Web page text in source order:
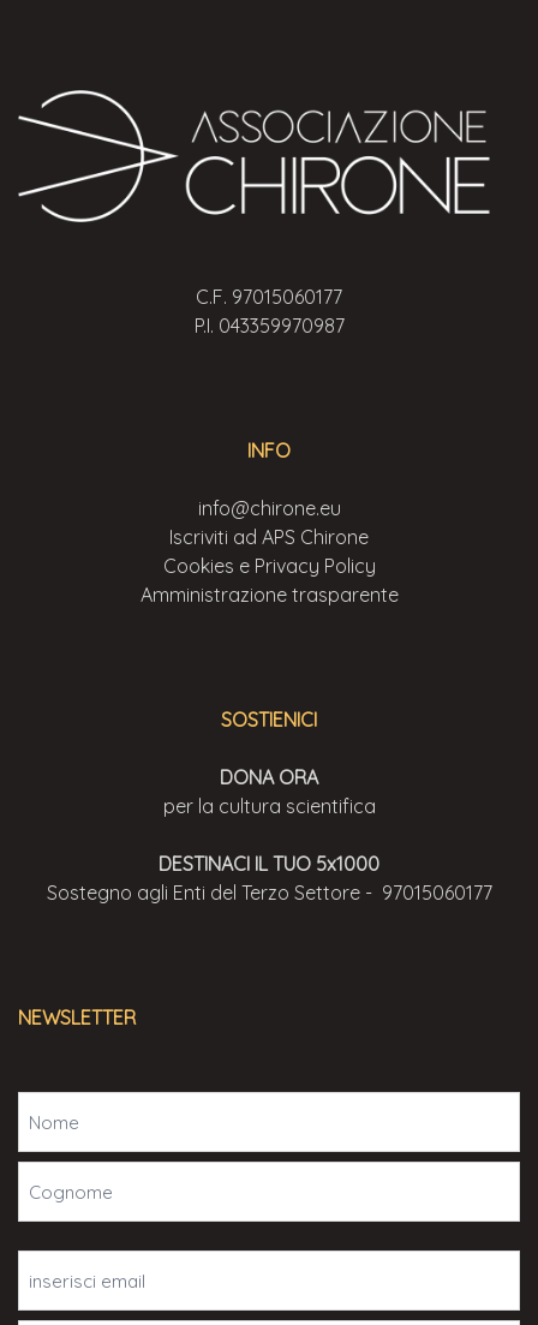
C.F. 97015060177
P.I. 043359970987
INFO
info@chirone.eu
Iscriviti ad APS Chirone
Cookies e Privacy Policy
Amministrazione trasparente
SOSTIENICI
DONA ORA
per la cultura scientifica
DESTINACI IL TUO 5x1000
Sostegno agli Enti del Terzo Settore - 97015060177
NEWSLETTER
(Obbligatorio)
(Obbligatorio)